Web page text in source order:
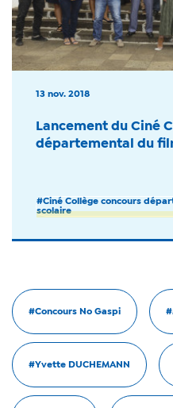
13 nov. 2018
Lancement du Ciné
départemental du
#Ciné Collège concours
scolaire
#Concours No Gaspi
#Yvette DUCHEMANN